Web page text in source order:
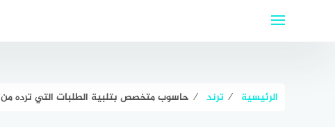
الرئيسية ⁄ ترند ⁄ حاسوب متخصص بتلبية الطلبات التي ترده